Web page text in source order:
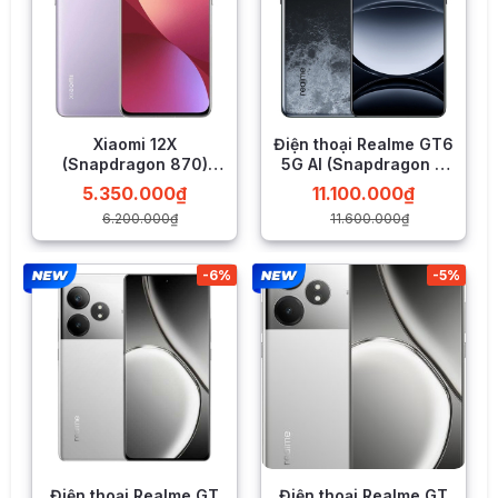
quét 90Hz và kích thước màn hình 6,74 inch vượt trội hơn so
với kích thước 6,71 inch và tần số quét cơ bản 60Hz của thế
hệ tiền nhiệm.
Tăng dung lượng bộ nhớ
Với POCO C55, người có thể sẽ bị tù tùng vì bộ nhớ 4GB
RAM và 64GB bộ nhớ trong, nhưng đến thế hệ C65 thì điều
này đã không còn. Bởi nhà sản xuất đã trang bị cho POCO
C65 RAM 6GB và 8GB cùng bộ nhớ trong tối thiểu đã là
128GB.
Xiaomi 12X
(Snapdragon 870)
LIKENEW
6.200.000₫
5.350.000₫
Điện thoại Realme GT6
5G AI (Snapdragon 8
Gen 3)
11.600.000₫
11.100.000₫
-6% -5%